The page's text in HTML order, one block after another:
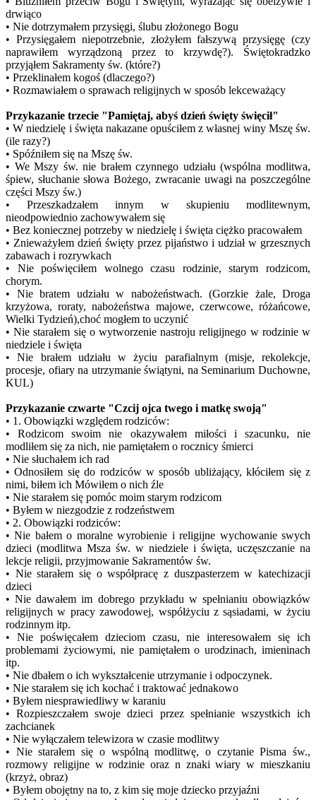
drwiąco
• Nie dotrzymałem przysięgi, ślubu złożonego Bogu
• Przysięgałem niepotrzebnie, złożyłem fałszywą przysięgę (czy
naprawiłem wyrządzoną przez to krzywdę?). Świętokradzko
przyjąłem Sakramenty św. (które?)
• Przeklinałem kogoś (dlaczego?)
• Rozmawiałem o sprawach religijnych w sposób lekceważący
Przykazanie trzecie "Pamiętaj, abyś dzień święty święcił"
• W niedzielę i święta nakazane opuściłem z własnej winy Mszę św.
(ile razy?)
• Spóźniłem się na Mszę św.
• We Mszy św. nie brałem czynnego udziału (wspólna modlitwa,
śpiew, słuchanie słowa Bożego, zwracanie uwagi na poszczególne
części Mszy św.)
• Przeszkadzałem innym w skupieniu modlitewnym,
nieodpowiednio zachowywałem się
• Bez koniecznej potrzeby w niedzielę i święta ciężko pracowałem
• Znieważyłem dzień święty przez pijaństwo i udział w grzesznych
zabawach i rozrywkach
• Nie poświęciłem wolnego czasu rodzinie, starym rodzicom,
chorym.
• Nie bratem udziału w nabożeństwach. (Gorzkie żale, Droga
krzyżowa, roraty, nabożeństwa majowe, czerwcowe, różańcowe,
Wielki Tydzień),choć mogłem to uczynić
• Nie starałem się o wytworzenie nastroju religijnego w rodzinie w
niedziele i święta
• Nie brałem udziału w życiu parafialnym (misje, rekolekcje,
procesje, ofiary na utrzymanie świątyni, na Seminarium Duchowne,
KUL)
Przykazanie czwarte "Czcij ojca twego i matkę swoją"
• 1. Obowiązki względem rodziców:
• Rodzicom swoim nie okazywałem miłości i szacunku, nie
modliłem się za nich, nie pamiętałem o rocznicy śmierci
• Nie słuchałem ich rad
• Odnosiłem się do rodziców w sposób ubliżający, kłóciłem się z
nimi, biłem ich Mówiłem o nich źle
• Nie starałem się pomóc moim starym rodzicom
• Byłem w niezgodzie z rodzeństwem
• 2. Obowiązki rodziców:
• Nie bałem o moralne wyrobienie i religijne wychowanie swych
dzieci (modlitwa Msza św. w niedziele i święta, uczęszczanie na
lekcje religii, przyjmowanie Sakramentów św.
• Nie starałem się o współpracę z duszpasterzem w katechizacji
dzieci
• Nie dawałem im dobrego przykładu w spełnianiu obowiązków
religijnych w pracy zawodowej, współżyciu z sąsiadami, w życiu
rodzinnym itp.
• Nie poświęcałem dzieciom czasu, nie interesowałem się ich
problemami życiowymi, nie pamiętałem o urodzinach, imieninach
itp.
• Nie dbałem o ich wykształcenie utrzymanie i odpoczynek.
• Nie starałem się ich kochać i traktować jednakowo
• Byłem niesprawiedliwy w karaniu
• Rozpieszczałem swoje dzieci przez spełnianie wszystkich ich
zachcianek
• Nie wyłączałem telewizora w czasie modlitwy
• Nie starałem się o wspólną modlitwę, o czytanie Pisma św.,
rozmowy religijne w rodzinie oraz n znaki wiary w mieszkaniu
(krzyż, obraz)
• Byłem obojętny na to, z kim się moje dziecko przyjaźni